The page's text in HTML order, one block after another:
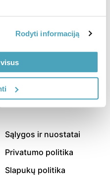
Rodyti informaciją
Kapsulės
Į KREPŠELĮ
Sąlygos ir nuostatai
Privatumo politika
Slapukų politika